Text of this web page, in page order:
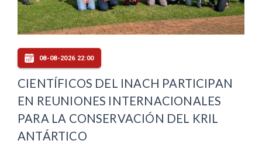
08-08-2026 22:00
CIENTÍFICOS DEL INACH PARTICIPAN
EN REUNIONES INTERNACIONALES
PARA LA CONSERVACIÓN DEL KRIL
ANTÁRTICO